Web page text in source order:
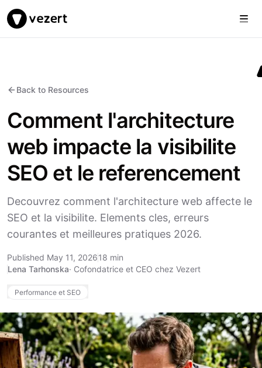
Vezert
Back to Resources
Comment l'architecture
web impacte la visibilite
SEO et le referencement
Decouvrez comment l'architecture web affecte le
SEO et la visibilite. Elements cles, erreurs
courantes et meilleures pratiques 2026.
Published May 11, 202618 min
Lena Tarhonska· Cofondatrice et CEO chez Vezert
Performance et SEO